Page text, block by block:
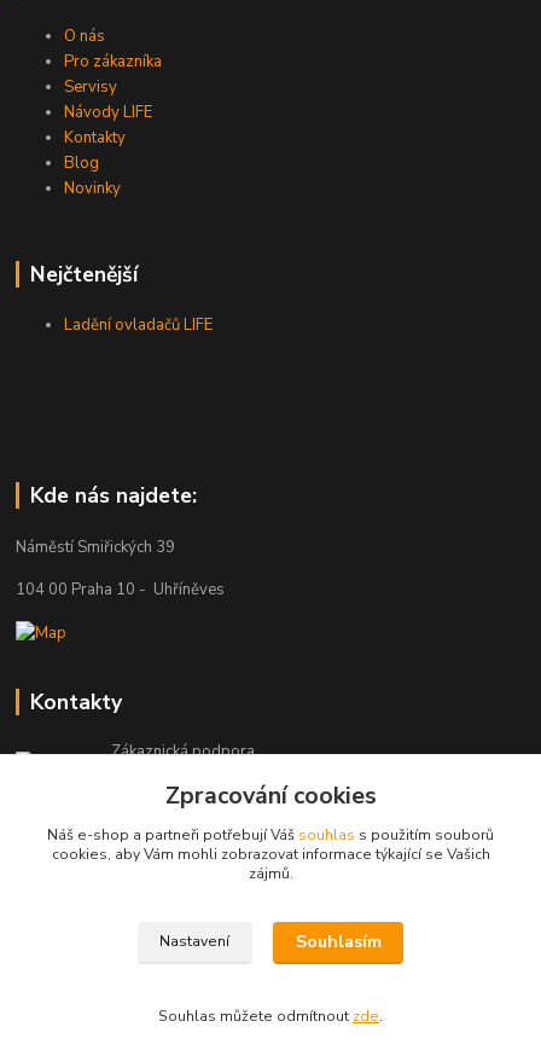
O nás
Pro zákazníka
Servisy
Návody LIFE
Kontakty
Blog
Novinky
Nejčtenější
Ladění ovladačů LIFE
Kde nás najdete:
Náměstí Smiřických 39
104 00 Praha 10 - Uhříněves
Kontakty
Zákaznická podpora
Po-Čt: 8-16 hod., Pá: 8-12 hod.
info@pohonylife.cz
dále publikován.
Zpracování cookies
Náš e-shop a partneři potřebují Váš souhlas s použitím souborů
cookies, aby Vám mohli zobrazovat informace týkající se Vašich
zájmů.
Nastavení Souhlasím
Souhlas můžete odmítnout zde.